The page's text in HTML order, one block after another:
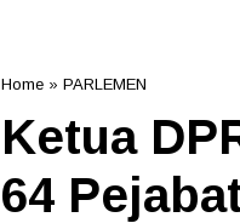
Home » PARLEMEN
Ketua
64